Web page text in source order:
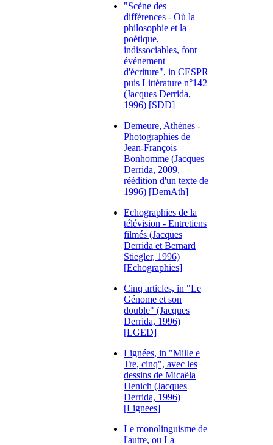
"Scène des
différences - Où la
philosophie et la
poétique,
indissociables, font
événement
d'écriture", in CESPR
puis Littérature n°142
(Jacques Derrida,
1996) [SDD]
Demeure, Athènes -
Photographies de
Jean-François
Bonhomme (Jacques
Derrida, 2009,
réédition d'un texte de
1996) [DemAth]
Echographies de la
télévision - Entretiens
filmés (Jacques
Derrida et Bernard
Stiegler, 1996)
[Echographies]
Cinq articles, in "Le
Génome et son
double" (Jacques
Derrida, 1996)
[LGED]
Lignées, in "Mille e
Tre, cinq", avec les
dessins de Micaëla
Henich (Jacques
Derrida, 1996)
[Lignees]
Le monolinguisme de
l'autre, ou La